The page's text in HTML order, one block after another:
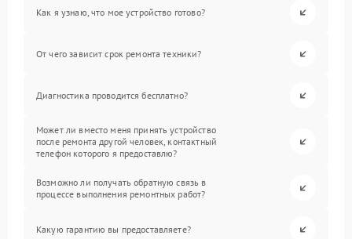
Как я узнаю, что мое устройство готово?
От чего зависит срок ремонта техники?
Диагностика проводится бесплатно?
Может ли вместо меня принять устройство
после ремонта другой человек, контактный
телефон которого я предоставлю?
Возможно ли получать обратную связь в
процессе выполнения ремонтных работ?
Какую гарантию вы предоставляете?